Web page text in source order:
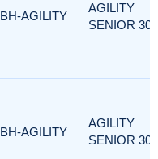
BH-AGILITY
AGILITY
SENIOR 300
BH-AGILITY
AGILITY
SENIOR 300